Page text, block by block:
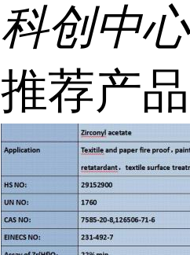
科创中心
推荐产品